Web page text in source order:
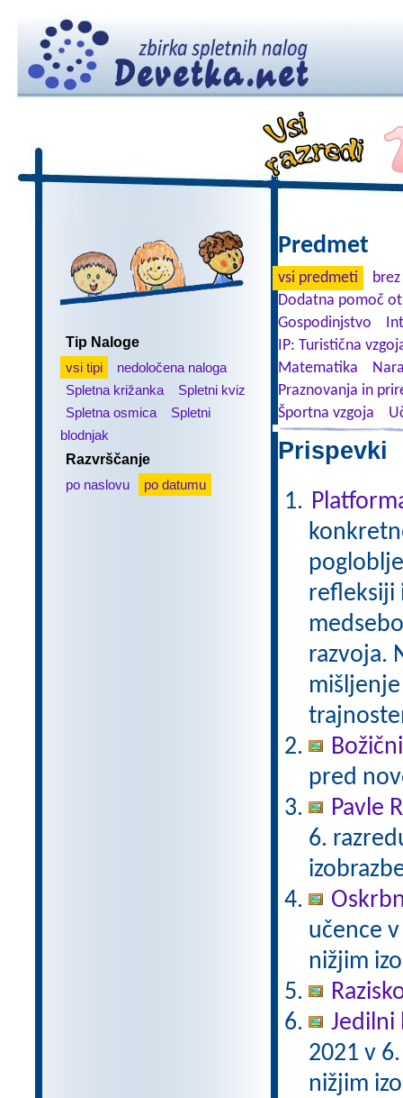
Tip Naloge
vsi tipi
nedoločena naloga
Spletna križanka
Spletni kviz
Spletna osmica
Spletni
blodnjak
Razvrščanje
po naslovu
po datumu
Predmet
vsi predmeti
Dodatna pomoč
Gospodinjstvo
IP: Turistična
Matematika
Praznovanja in
Športna vzgoja
Prispevki
refleksiji
razvoja.
pred
Pavle
6.
učence
nižjim
Jedilni
2021 v
nižjim